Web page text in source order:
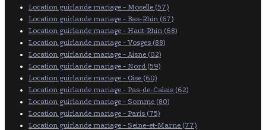
Location guirlande mariage - Moselle (57)
Location guirlande mariage - Bas-Rhin (67)
Location guirlande mariage - Haut-Rhin (68)
Location guirlande mariage - Vosges (88)
Location guirlande mariage - Aisne (02)
Location guirlande mariage - Nord (59)
Location guirlande mariage - Oise (60)
Location guirlande mariage - Pas-de-Calais (62)
Location guirlande mariage - Somme (80)
Location guirlande mariage - Paris (75)
Location guirlande mariage - Seine-et-Marne (77)